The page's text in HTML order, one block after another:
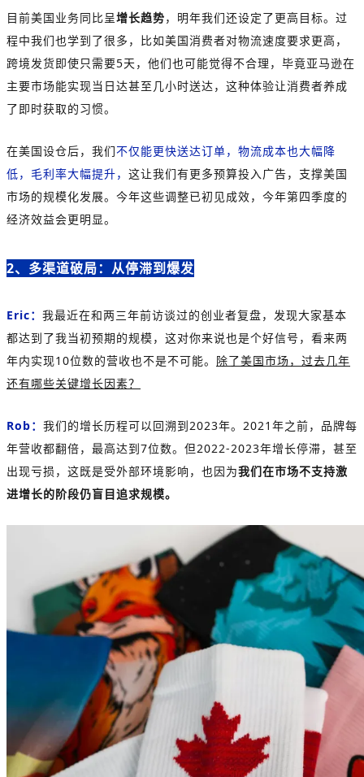
目前美国业务同比呈增长趋势，明年我们还设定了更高目标。过
程中我们也学到了很多，比如美国消费者对物流速度要求更高，
跨境发货即使只需要5天，他们也可能觉得不合理，毕竟亚马逊在
主要市场能实现当日达甚至几小时送达，这种体验让消费者养成
了即时获取的习惯。
在美国设仓后，我们不仅能更快送达订单，物流成本也大幅降
低，毛利率大幅提升， 这让我们有更多预算投入广告，支撑美国
市场的规模化发展。今年这些调整已初见成效，今年第四季度的
经济效益会更明显。
2、多渠道破局：从停滞到爆发
Eric： 我最近在和两三年前访谈过的创业者复盘，发现大家基本
都达到了我当初预期的规模，这对你来说也是个好信号，看来两
年内实现10位数的营收也不是不可能。 除了美国市场，过去几年
还有哪些关键增长因素？
Rob： 我们的增长历程可以回溯到2023年。2021年之前，品牌每
年营收都翻倍，最高达到7位数。但2022-2023年增长停滞，甚至
出现亏损，这既是受外部环境影响，也因为我们在市场不支持激
进增长的阶段仍盲目追求规模。